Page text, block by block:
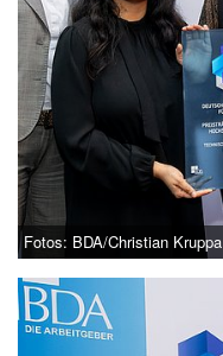
Fotos: BDA/Christian Kruppa